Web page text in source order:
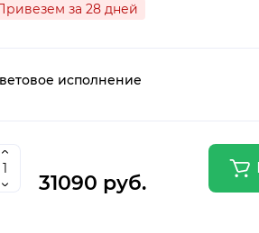
за 28 дней
исполнение
31090 руб.